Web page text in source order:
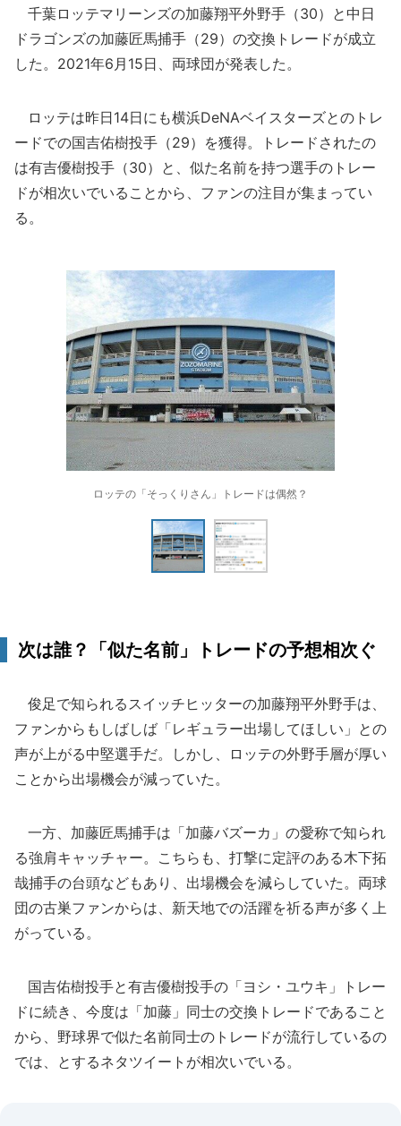
千葉ロッテマリーンズの加藤翔平外野手（30）と中日
ドラゴンズの加藤匠馬捕手（29）の交換トレードが成立
した。2021年6月15日、両球団が発表した。
ロッテは昨日14日にも横浜DeNAベイスターズとのトレ
ードでの国吉佑樹投手（29）を獲得。トレードされたの
は有吉優樹投手（30）と、似た名前を持つ選手のトレー
ドが相次いでいることから、ファンの注目が集まってい
る。
ロッテの「そっくりさん」トレードは偶然？
次は誰？「似た名前」トレードの予想相次ぐ
俊足で知られるスイッチヒッターの加藤翔平外野手は、
ファンからもしばしば「レギュラー出場してほしい」との
声が上がる中堅選手だ。しかし、ロッテの外野手層が厚い
ことから出場機会が減っていた。
一方、加藤匠馬捕手は「加藤バズーカ」の愛称で知られ
る強肩キャッチャー。こちらも、打撃に定評のある木下拓
哉捕手の台頭などもあり、出場機会を減らしていた。両球
団の古巣ファンからは、新天地での活躍を祈る声が多く上
がっている。
国吉佑樹投手と有吉優樹投手の「ヨシ・ユウキ」トレー
ドに続き、今度は「加藤」同士の交換トレードであること
から、野球界で似た名前同士のトレードが流行しているの
では、とするネタツイートが相次いでいる。